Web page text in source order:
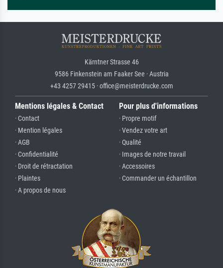
Kärntner Strasse 46
9586 Finkenstein am Faaker See · Austria
+43 4257 29415 · office@meisterdrucke.com
Mentions légales & Contact
· Contact
· Mention légales
· AGB
· Confidentialité
· Droit de rétractation
· Plaintes
· A propos de nous
Pour plus d'informations
· Propre motif
· Vendez votre art
· Qualité
· Images de notre travail
· Accessoires
· Commander un échantillon